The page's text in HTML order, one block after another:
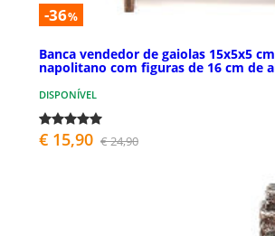
-36%
Banca vendedor de gaiolas 15x5x5
napolitano com figuras de 16 cm de
DISPONÍVEL
€ 15,90 € 24,90